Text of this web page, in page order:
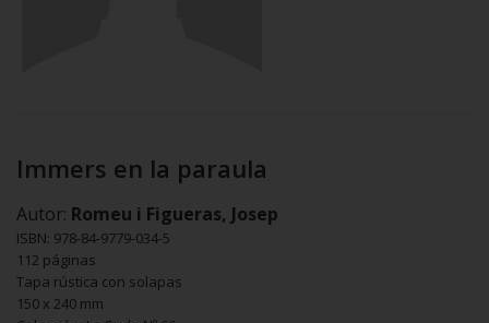
Immers en la paraula
Autor: Romeu i Figueras, Josep
ISBN: 978-84-9779-034-5
112 páginas
Tapa rústica con solapas
150 x 240 mm